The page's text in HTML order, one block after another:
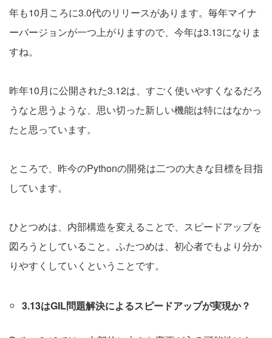
年も10月ころに3.0代のリリースがあります。毎年マイナ
ーバージョンが一つ上がりますので、今年は3.13になりま
すね。
昨年10月に公開された3.12は、すごく使いやすくなるだろ
うなと思うような、思い切った新しい機能は特にはなかっ
たと思っています。
ところで、昨今のPythonの開発は二つの大きな目標を目指
しています。
ひとつめは、内部構造を変えることで、スピードアップを
図ろうとしていること。ふたつめは、初心者でもより分か
りやすくしていくということです。
3.13はGIL問題解決によるスピードアップが実現か？